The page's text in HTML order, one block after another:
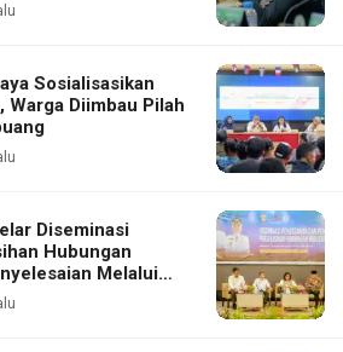
Sosialisasikan
Warga Diimbau Pilah
Diseminasi
Hubungan
Melalui